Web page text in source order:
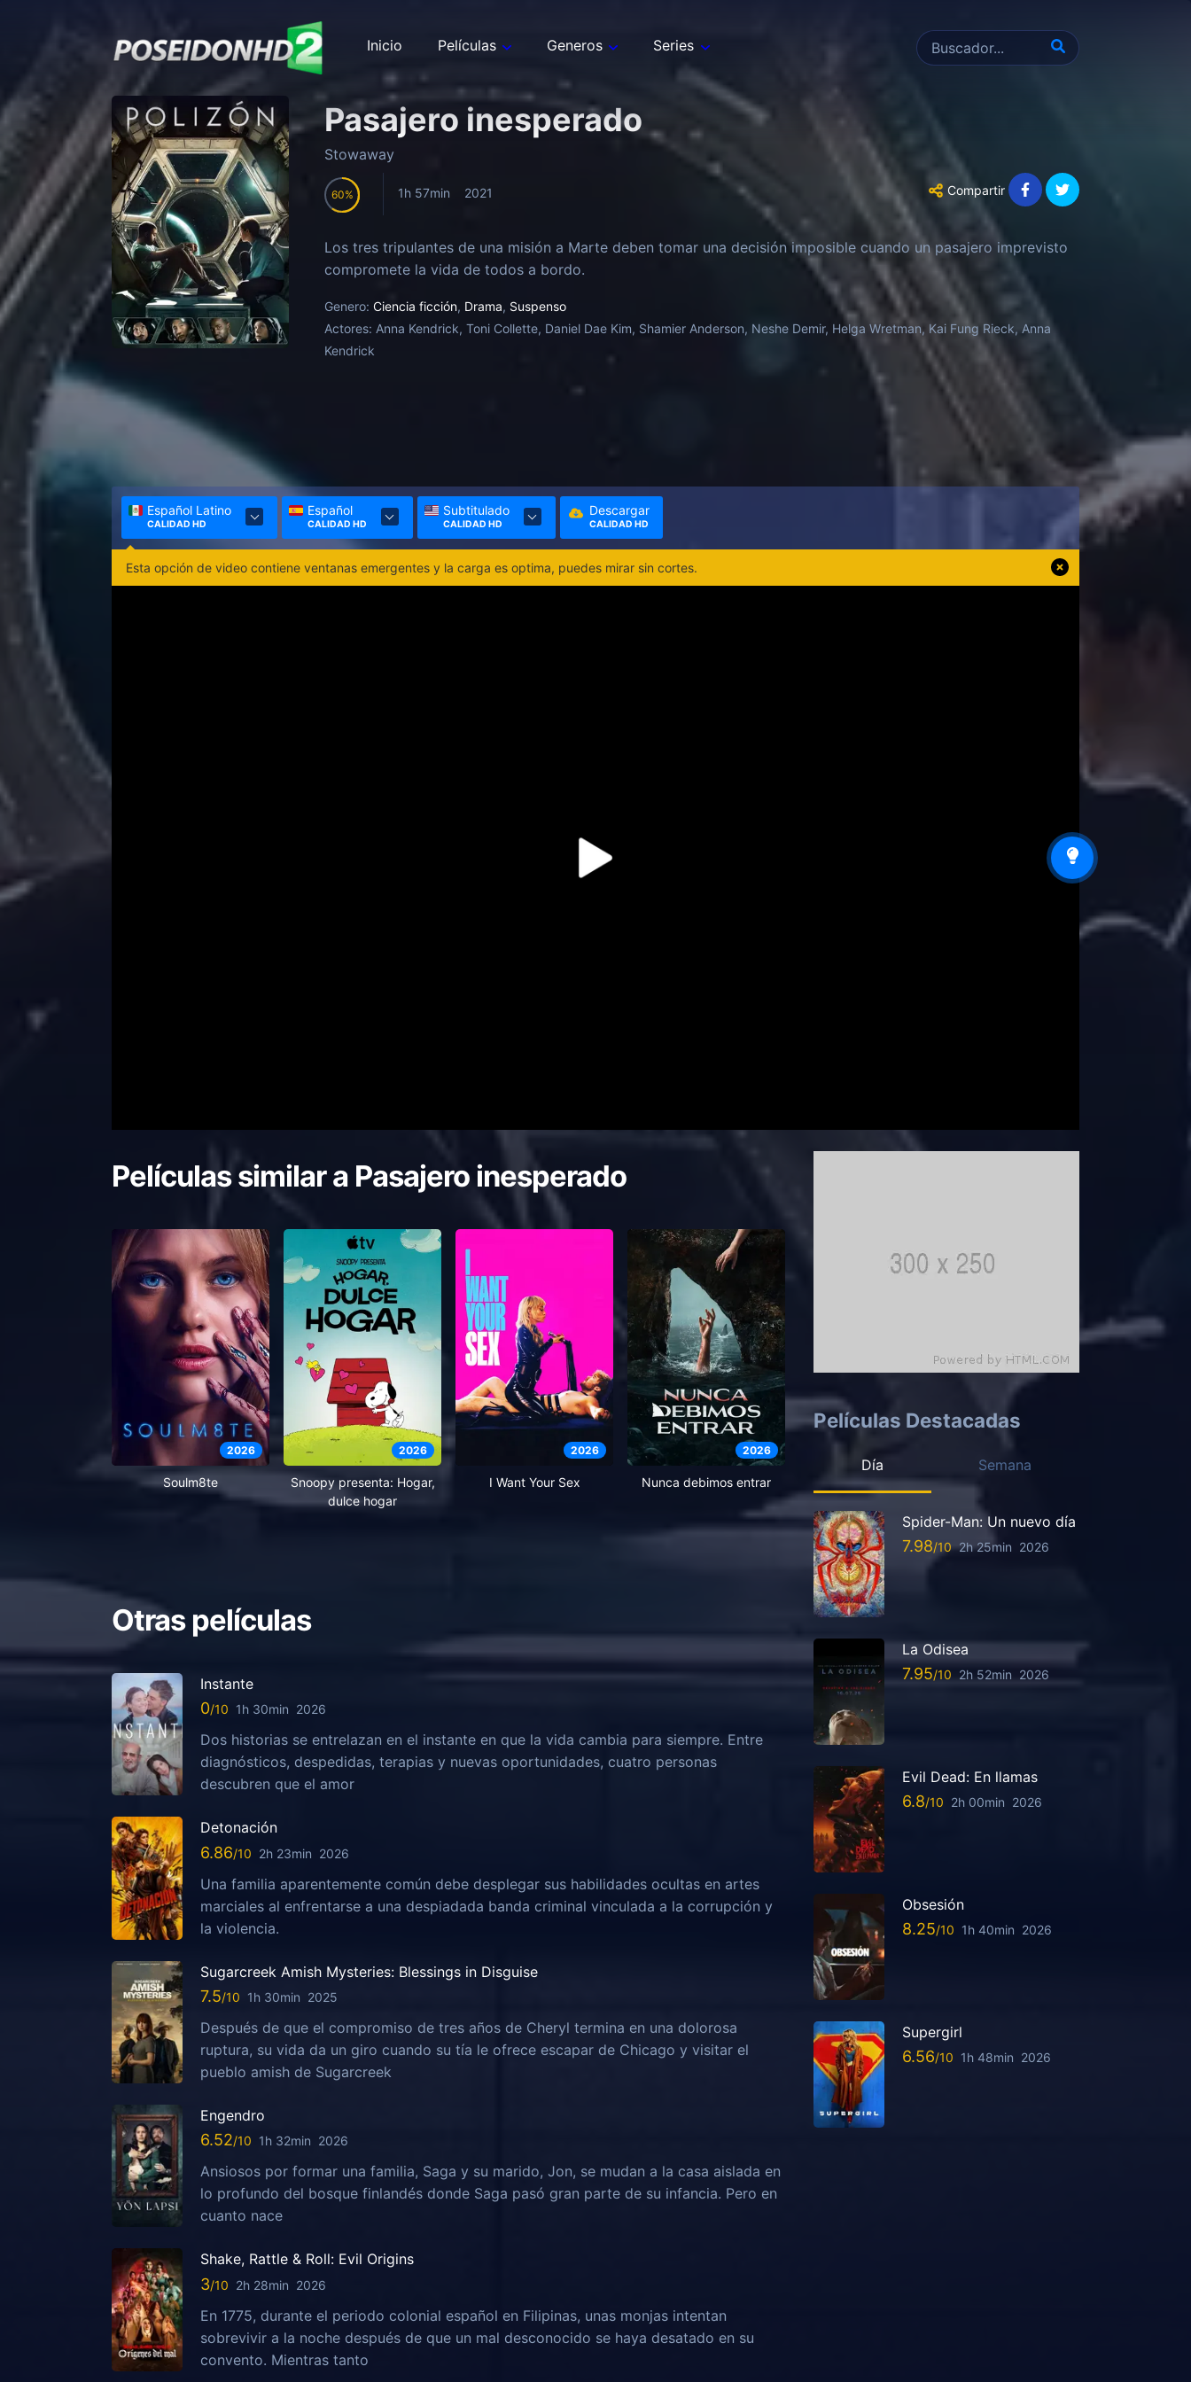
Inicio Películas Generos Series
Pasajero inesperado
Stowaway
60 1h 57min 2021 Compartir
Los tres tripulantes de una misión a Marte deben tomar una decisión imposible cuando un pasajero imprevisto
compromete la vida de todos a bordo.
Genero: Ciencia ficción, Drama, Suspenso
Actores: Anna Kendrick, Toni Collette, Daniel Dae Kim, Shamier Anderson, Neshe Demir, Helga Wretman, Kai Fung Rieck, Anna
Kendrick
Español Latino
CALIDAD HD
Español
CALIDAD HD
Subtitulado
CALIDAD HD
Descargar
CALIDAD HD
Esta opción de video contiene ventanas emergentes y la carga es optima, puedes mirar sin cortes.
Películas similar a Pasajero inesperado
2026
Soulm8te
2026
Snoopy presenta: Hogar,
dulce hogar
2026
I Want Your Sex
2026
Nunca debimos entrar
Otras películas
Instante
0 1h 30min 2026
Dos historias se entrelazan en el instante en que la vida cambia para siempre. Entre
diagnósticos, despedidas, terapias y nuevas oportunidades, cuatro personas
descubren que el amor
Detonación
6.86 2h 23min 2026
Una familia aparentemente común debe desplegar sus habilidades ocultas en artes
marciales al enfrentarse a una despiadada banda criminal vinculada a la corrupción y
la violencia.
Sugarcreek Amish Mysteries: Blessings in Disguise
7.5 1h 30min 2025
Después de que el compromiso de tres años de Cheryl termina en una dolorosa
ruptura, su vida da un giro cuando su tía le ofrece escapar de Chicago y visitar el
pueblo amish de Sugarcreek
Engendro
6.52 1h 32min 2026
Ansiosos por formar una familia, Saga y su marido, Jon, se mudan a la casa aislada en
lo profundo del bosque finlandés donde Saga pasó gran parte de su infancia. Pero en
cuanto nace
Shake, Rattle & Roll: Evil Origins
3 2h 28min 2026
En 1775, durante el periodo colonial español en Filipinas, unas monjas intentan
sobrevivir a la noche después de que un mal desconocido se haya desatado en su
convento. Mientras tanto
Películas Destacadas
Día Semana
Spider-Man: Un nuevo día
7.98 2h 25min 2026
La Odisea
7.95 2h 52min 2026
Evil Dead: En llamas
6.8 2h 00min 2026
Obsesión
8.25 1h 40min 2026
Supergirl
6.56 1h 48min 2026